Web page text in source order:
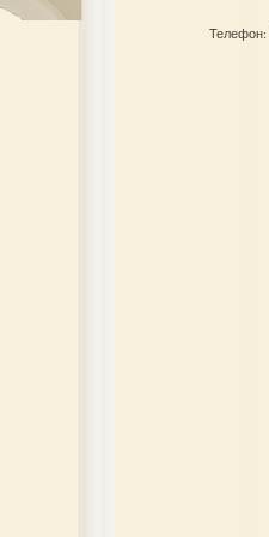
Телефон: